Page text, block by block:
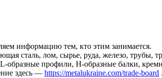
информацию тем, кто этим занимается.
сталь, лом, сырье, руда, железо, трубы,
профили, H-образные балки,
здесь — https://metalukraine.com/trade-board